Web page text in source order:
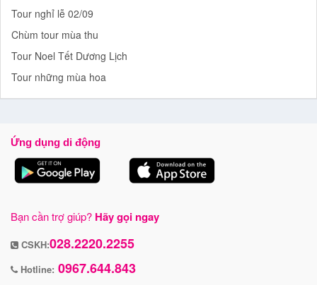
Tour nghỉ lễ 02/09
Chùm tour mùa thu
Tour Noel Tết Dương Lịch
Tour những mùa hoa
Ứng dụng di động
Bạn cần trợ giúp? Hãy gọi ngay
CSKH:028.2220.2255
Hotline: 0967.644.843